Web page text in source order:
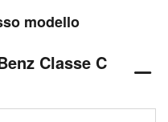
modello
Classe C